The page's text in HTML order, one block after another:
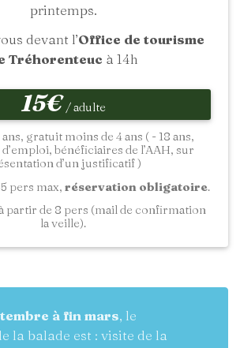
printemps.
devant l’Office de tourisme
Tréhorenteuc à 14h
15€ / adulte
ans, gratuit moins de 4 ans ( - 18 ans,
bénéficiaires de l’AAH, sur
d’un justificatif )
pers max, réservation obligatoire.
partir de 8 pers (mail de confirmation
la veille).
à fin mars, le
la balade est : visite de la